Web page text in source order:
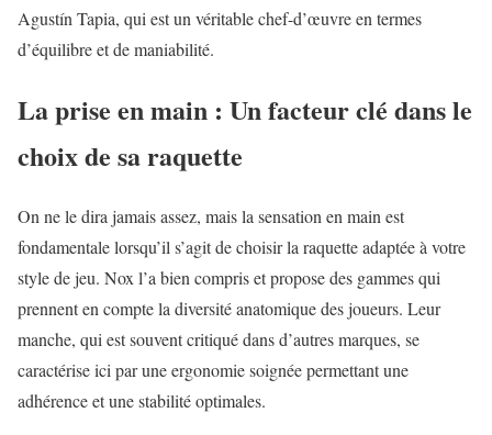
Agustín Tapia, qui est un véritable chef-d’œuvre en termes
d’équilibre et de maniabilité.
La prise en main : Un facteur clé dans le
choix de sa raquette
On ne le dira jamais assez, mais la sensation en main est
fondamentale lorsqu’il s’agit de choisir la raquette adaptée à votre
style de jeu. Nox l’a bien compris et propose des gammes qui
prennent en compte la diversité anatomique des joueurs. Leur
manche, qui est souvent critiqué dans d’autres marques, se
caractérise ici par une ergonomie soignée permettant une
adhérence et une stabilité optimales.